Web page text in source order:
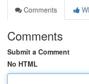
Comments
Comments
Submit a Comment
No HTML